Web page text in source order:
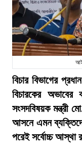
বিচার বিভাগের
বিচারকের
সংসদবিষয়ক মন্ত্রী
আসনে এমন
পরেই সর্বোচ্চ আস্থা